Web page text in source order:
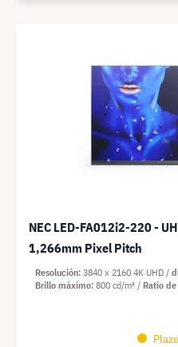
NEC LED-FA012i2-220 -
1,266mm Pixel Pitch
Resolución 3840 x 2160 4K UHD
Brillo máximo 800 cd/m² Ratio